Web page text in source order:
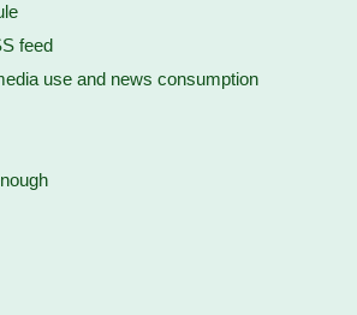
feed
use and news consumption